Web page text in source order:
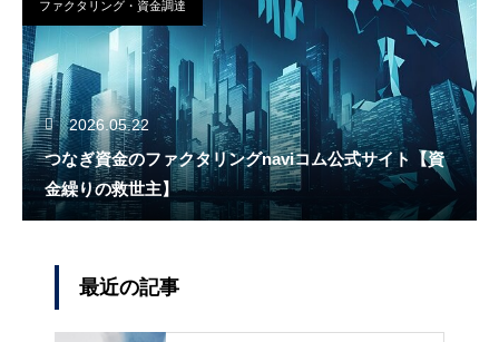
ファクタリング・資金調達
2026.05.22
つなぎ資金のファクタリングnaviコム公式サイト【資
金繰りの救世主】
最近の記事